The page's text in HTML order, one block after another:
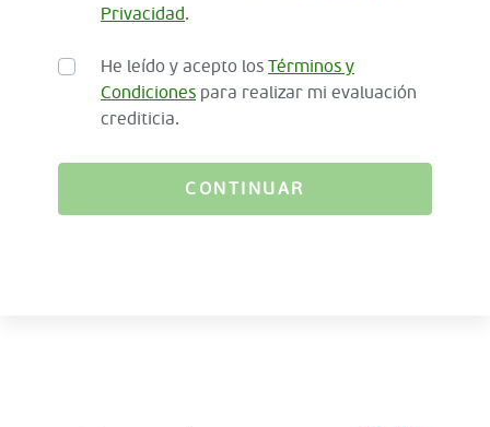
Privacidad.
He leído y acepto los Términos y
Condiciones para realizar mi evaluación
crediticia.
CONTINUAR